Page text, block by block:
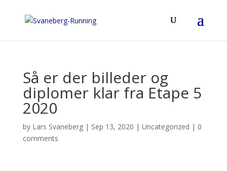
Så er der billeder og
diplomer klar fra Etape 5
2020
by Lars Svaneberg| Sep 13, 2020 | Uncategorized | 0
comments